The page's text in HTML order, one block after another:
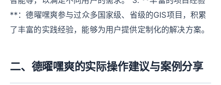
**：德曜嘿爽参与过众多国家级、省级的GIS项目，积累
了丰富的实践经验，能够为用户提供定制化的解决方案。
二、德曜嘿爽的实际操作建议与案例分享